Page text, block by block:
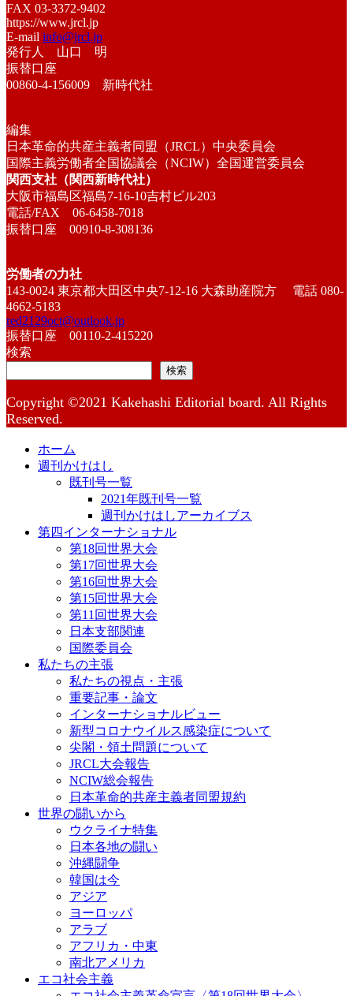
FAX 03-3372-9402
https://www.jrcl.jp
E-mail info@jrcl.jp
発行人 山口 明
振替口座
00860-4-156009 新時代社
編集
日本革命的共産主義者同盟（JRCL）中央委員会
国際主義労働者全国協議会（NCIW）全国運営委員会
関西支社（関西新時代社）
大阪市福島区福島7-16-10吉村ビル203
電話/FAX 06-6458-7018
振替口座 00910-8-308136
労働者の力社
143-0024 東京都大田区中央7-12-16 大森助産院方 電話 080-
4662-5183
red2129oct@outlook.jp
振替口座 00110-2-415220
検索
検索
Copyright ©2021 Kakehashi Editorial board. All Rights
Reserved.
ホーム
週刊かけはし
既刊号一覧
2021年既刊号一覧
週刊かけはしアーカイブス
第四インターナショナル
第18回世界大会
第17回世界大会
第16回世界大会
第15回世界大会
第11回世界大会
日本支部関連
国際委員会
私たちの主張
私たちの視点・主張
重要記事・論文
インターナショナルビュー
新型コロナウイルス感染症について
尖閣・領土問題について
JRCL大会報告
NCIW総会報告
日本革命的共産主義者同盟規約
世界の闘いから
ウクライナ特集
日本各地の闘い
沖縄闘争
韓国は今
アジア
ヨーロッパ
アラブ
アフリカ・中東
南北アメリカ
エコ社会主義